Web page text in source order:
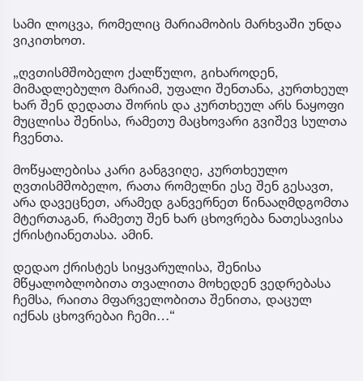
სამი ლოცვა, რომელიც მარიამობის მარხვაში უნდა
ვიკითხოთ.
„ღვთისმშობელო ქალწულო, გიხაროდენ,
მიმადლებულო მარიამ, უფალი შენთანა, კურთხეულ
ხარ შენ დედათა შორის და კურთხეულ არს ნაყოფი
მუცლისა შენისა, რამეთუ მაცხოვარი გვიშევ სულთა
ჩვენთა.
მოწყალებისა კარი განგვიღე, კურთხეულო
ღვთისმშობელო, რათა რომელნი ესე შენ გესავთ,
არა დავეცნეთ, არამედ განვერნეთ წინააღმდგომთა
მტერთაგან, რამეთუ შენ ხარ ცხოვრება ნათესავისა
ქრისტიანეთასა. ამინ.
დედაო ქრისტეს სიყვარულისა, შენისა
მწყალობლობითა თვალითა მოხედენ ვედრებასა
ჩემსა, რაითა მფარველობითა შენითა, დაცულ
იქნას ცხოვრებაი ჩემი…“